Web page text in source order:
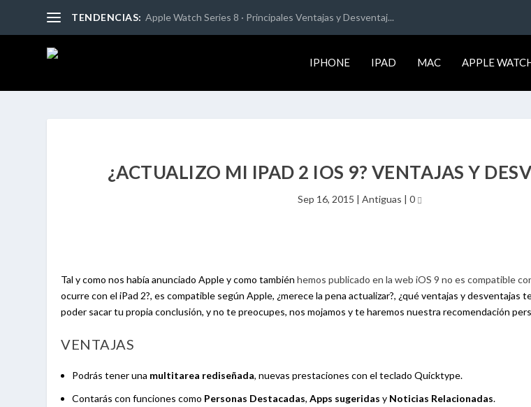
TENDENCIAS: Apple Watch Series 8 · Principales Ventajas y Desventaj...
IPHONE IPAD MAC APPLE
¿ACTUALIZO MI IPAD 2 IOS 9? VENTAJAS Y
Sep 16, 2015 | Antiguas | 0
Tal y como nos había anunciado Apple y como tambiénhemos publicado en la web iOS 9 no es compatible
ocurre con el iPad 2?, es compatible según Apple, ¿merece la pena actualizar?, ¿qué ventajas y desventajas
poder sacar tu propia conclusión, y no te preocupes, nos mojamos y te haremos nuestra recomendación
VENTAJAS
Podrás tener una multitarea rediseñada, nuevas prestaciones con el teclado Quicktype.
Contarás con funciones como Personas Destacadas,Apps sugeridas y Noticias Relacionadas.